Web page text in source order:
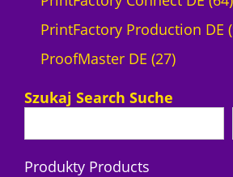
PrintFactory Production DE
ProofMaster DE 272
r
Szukaj Search Suche
Produkty Products